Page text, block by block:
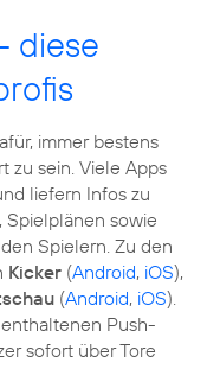
diese
immer bestens
zu sein. Viele Apps
liefern Infos zu
Spielplänen sowie
Spielern. Zu den
Kicker (Android, iOS),
(Android, iOS).
Push-
sofort über Tore